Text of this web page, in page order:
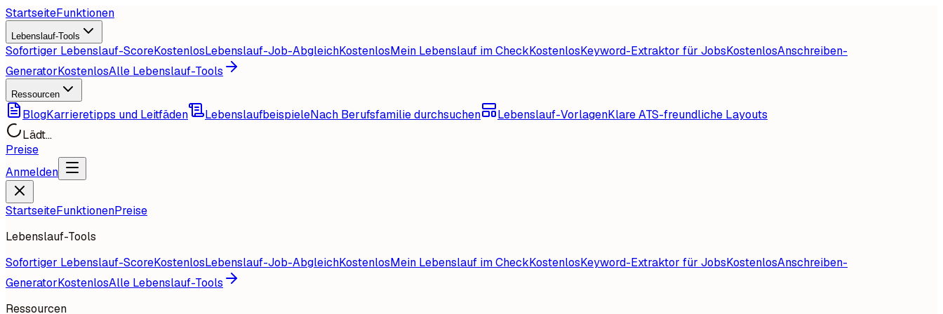
StartseiteFunktionen
Lebenslauf-Tools
Sofortiger Lebenslauf-ScoreKostenlosLebenslauf-Job-AbgleichKostenlosMein Lebenslauf im CheckKostenlosKeyword-Extraktor für JobsKostenlosAnschreiben-
GeneratorKostenlosAlle Lebenslauf-Tools
Ressourcen
BlogKarrieretipps und Leitfäden LebenslaufbeispieleNach Berufsfamilie durchsuchen Lebenslauf-VorlagenKlare ATS-freundliche Layouts
Lädt...
Preise
Anmelden
StartseiteFunktionenPreise
Lebenslauf-Tools
Sofortiger Lebenslauf-ScoreKostenlosLebenslauf-Job-AbgleichKostenlosMein Lebenslauf im CheckKostenlosKeyword-Extraktor für JobsKostenlosAnschreiben-
GeneratorKostenlosAlle Lebenslauf-Tools
Ressourcen